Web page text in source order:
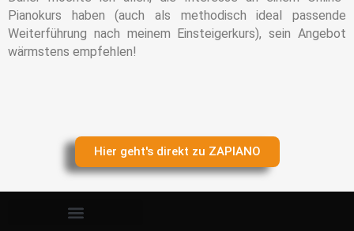
Pianokurs haben (auch als methodisch ideal passende
Weiterführung nach meinem Einsteigerkurs), sein Angebot
wärmstens empfehlen!
Hier geht's direkt zu ZAPIANO